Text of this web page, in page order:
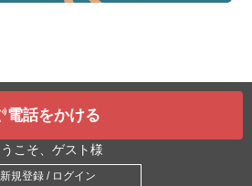
電話をかける
うこそ、ゲスト様
新規登録 / ログイン